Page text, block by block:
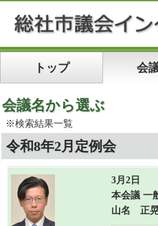
トップ 会
会議名から選ぶ
※検索結果一覧
令和8年2月定例会
3月2日
本会議 一
山名 正